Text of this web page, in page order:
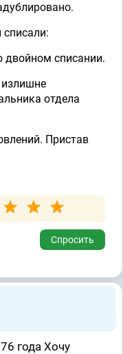
списали:
двойном списании.
излишне
отдела
Пристав
Спросить
года Хочу